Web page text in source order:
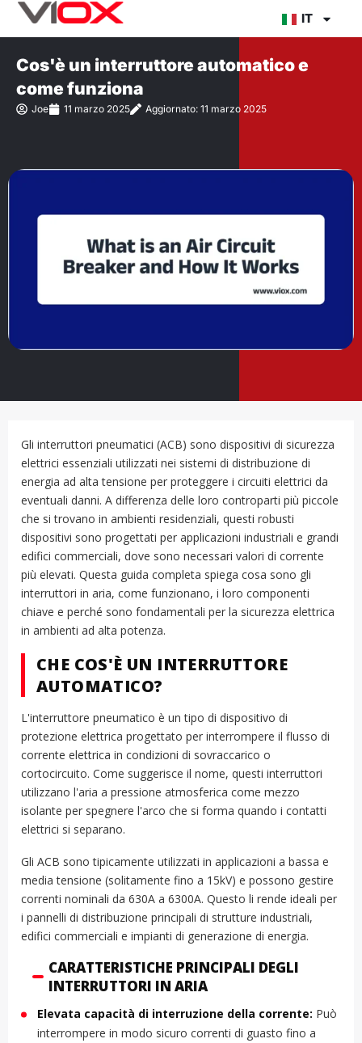
IT
Cos'è un interruttore automatico e
come funziona
Joe 11 marzo 2025 Aggiornato: 11 marzo 2025
Gli interruttori pneumatici (ACB) sono dispositivi di sicurezza
elettrici essenziali utilizzati nei sistemi di distribuzione di
energia ad alta tensione per proteggere i circuiti elettrici da
eventuali danni. A differenza delle loro controparti più piccole
che si trovano in ambienti residenziali, questi robusti
dispositivi sono progettati per applicazioni industriali e grandi
edifici commerciali, dove sono necessari valori di corrente
più elevati. Questa guida completa spiega cosa sono gli
interruttori in aria, come funzionano, i loro componenti
chiave e perché sono fondamentali per la sicurezza elettrica
in ambienti ad alta potenza.
CHE COS'È UN INTERRUTTORE
AUTOMATICO?
L'interruttore pneumatico è un tipo di dispositivo di
protezione elettrica progettato per interrompere il flusso di
corrente elettrica in condizioni di sovraccarico o
cortocircuito. Come suggerisce il nome, questi interruttori
utilizzano l'aria a pressione atmosferica come mezzo
isolante per spegnere l'arco che si forma quando i contatti
elettrici si separano.
Gli ACB sono tipicamente utilizzati in applicazioni a bassa e
media tensione (solitamente fino a 15kV) e possono gestire
correnti nominali da 630A a 6300A. Questo li rende ideali per
i pannelli di distribuzione principali di strutture industriali,
edifici commerciali e impianti di generazione di energia.
CARATTERISTICHE PRINCIPALI DEGLI
INTERRUTTORI IN ARIA
Elevata capacità di interruzione della corrente: Può
interrompere in modo sicuro correnti di guasto fino a